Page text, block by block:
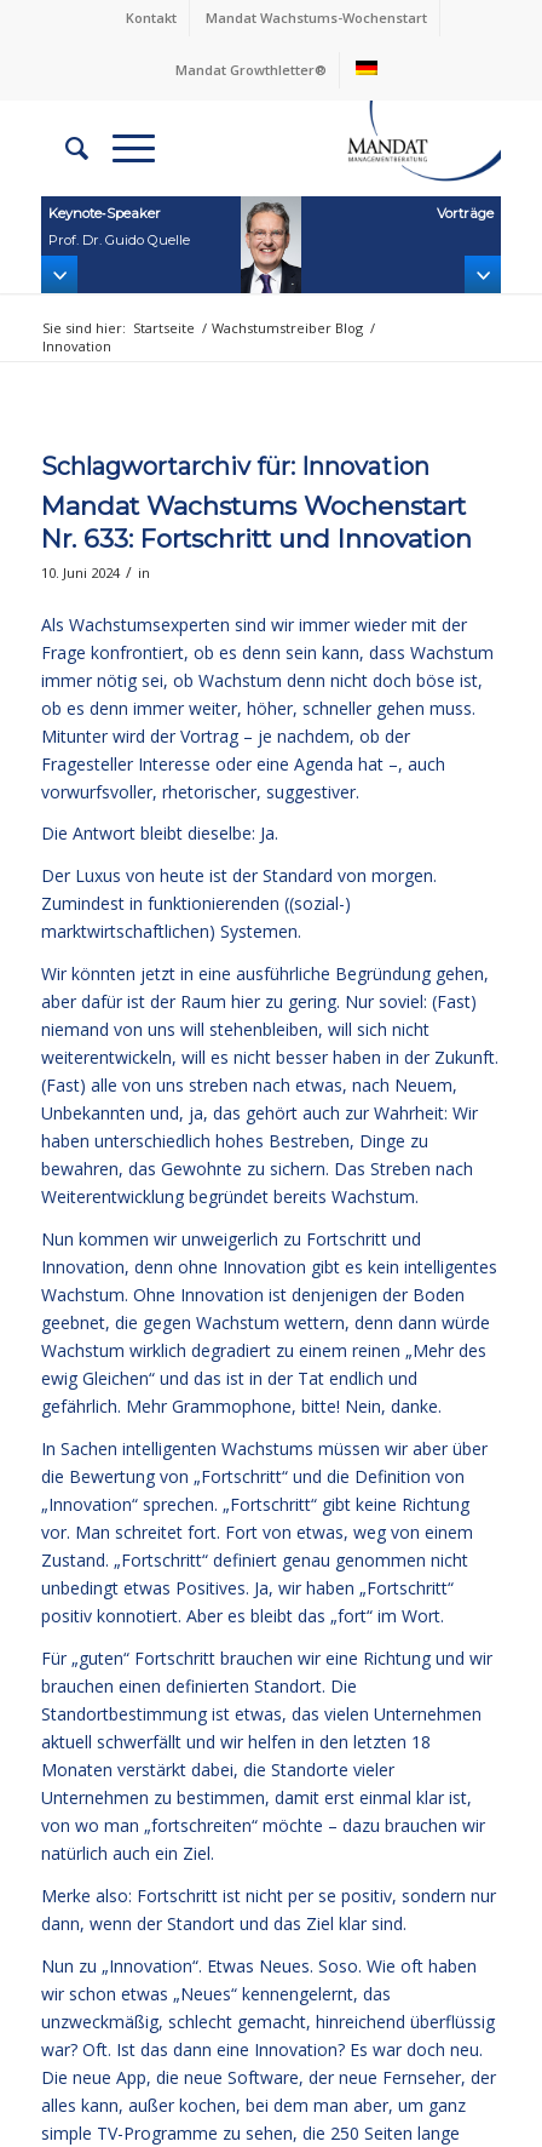
Kontakt Mandat Wachstums-Wochenstart
Mandat Growthletter®
Keynote‑Speaker
Prof. Dr. Guido Quelle
Vorträge
Sie sind hier: Startseite / Wachstumstreiber Blog /
Innovation
Schlagwortarchiv für: Innovation
Mandat Wachstums Wochenstart
Nr. 633: Fortschritt und Innovation
10. Juni 2024 / in
Als Wachstumsexperten sind wir immer wieder mit der
Frage konfrontiert, ob es denn sein kann, dass Wachstum
immer nötig sei, ob Wachstum denn nicht doch böse ist,
ob es denn immer weiter, höher, schneller gehen muss.
Mitunter wird der Vortrag – je nachdem, ob der
Fragesteller Interesse oder eine Agenda hat –, auch
vorwurfsvoller, rhetorischer, suggestiver.
Die Antwort bleibt dieselbe: Ja.
Der Luxus von heute ist der Standard von morgen.
Zumindest in funktionierenden ((sozial-)
marktwirtschaftlichen) Systemen.
Wir könnten jetzt in eine ausführliche Begründung gehen,
aber dafür ist der Raum hier zu gering. Nur soviel: (Fast)
niemand von uns will stehenbleiben, will sich nicht
weiterentwickeln, will es nicht besser haben in der Zukunft.
(Fast) alle von uns streben nach etwas, nach Neuem,
Unbekannten und, ja, das gehört auch zur Wahrheit: Wir
haben unterschiedlich hohes Bestreben, Dinge zu
bewahren, das Gewohnte zu sichern. Das Streben nach
Weiterentwicklung begründet bereits Wachstum.
Nun kommen wir unweigerlich zu Fortschritt und
Innovation, denn ohne Innovation gibt es kein intelligentes
Wachstum. Ohne Innovation ist denjenigen der Boden
geebnet, die gegen Wachstum wettern, denn dann würde
Wachstum wirklich degradiert zu einem reinen „Mehr des
ewig Gleichen“ und das ist in der Tat endlich und
gefährlich. Mehr Grammophone, bitte! Nein, danke.
In Sachen intelligenten Wachstums müssen wir aber über
die Bewertung von „Fortschritt“ und die Definition von
„Innovation“ sprechen. „Fortschritt“ gibt keine Richtung
vor. Man schreitet fort. Fort von etwas, weg von einem
Zustand. „Fortschritt“ definiert genau genommen nicht
unbedingt etwas Positives. Ja, wir haben „Fortschritt“
positiv konnotiert. Aber es bleibt das „fort“ im Wort.
Für „guten“ Fortschritt brauchen wir eine Richtung und wir
brauchen einen definierten Standort. Die
Standortbestimmung ist etwas, das vielen Unternehmen
aktuell schwerfällt und wir helfen in den letzten 18
Monaten verstärkt dabei, die Standorte vieler
Unternehmen zu bestimmen, damit erst einmal klar ist,
von wo man „fortschreiten“ möchte – dazu brauchen wir
natürlich auch ein Ziel.
Merke also: Fortschritt ist nicht per se positiv, sondern nur
dann, wenn der Standort und das Ziel klar sind.
Nun zu „Innovation“. Etwas Neues. Soso. Wie oft haben
wir schon etwas „Neues“ kennengelernt, das
unzweckmäßig, schlecht gemacht, hinreichend überflüssig
war? Oft. Ist das dann eine Innovation? Es war doch neu.
Die neue App, die neue Software, der neue Fernseher, der
alles kann, außer kochen, bei dem man aber, um ganz
simple TV-Programme zu sehen, die 250 Seiten lange